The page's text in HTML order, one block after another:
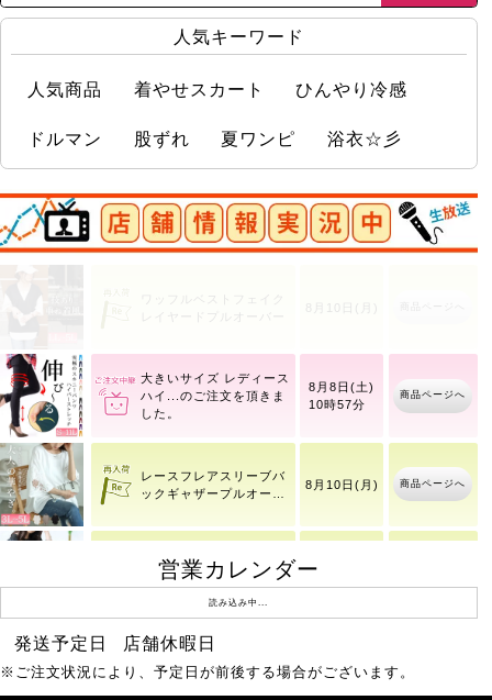
人気キーワード
人気商品 着やせスカート ひんやり冷感
ドルマン 股ずれ 夏ワンピ 浴衣☆彡
店舗情報実況中
レイヤードプルオーバー
8月10日(月)
大きいサイズ レディース
ハイ
8月8日(土)
10時57分
商品ページへ
レースフレアスリーブバ
ックギャザープルオーバ
8月10日(月) 商品ページへ
ドットフレアスリーブプ
ルオーバー
8月10日(月)
ワッシャーシアーロング
シャツ
営業カレンダー
読み込み中...
発送予定日 店舗休暇日
※ご注文状況により、予定日が前後する場合がございます。